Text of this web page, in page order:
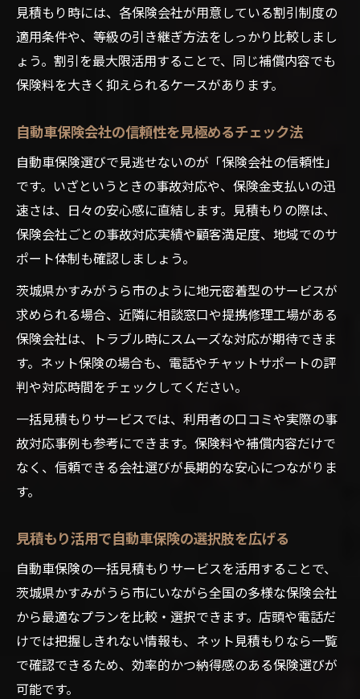
見積もり時には、各保険会社が用意している割引制度の
適用条件や、等級の引き継ぎ方法をしっかり比較しまし
ょう。割引を最大限活用することで、同じ補償内容でも
保険料を大きく抑えられるケースがあります。
自動車保険会社の信頼性を見極めるチェック法
自動車保険選びで見逃せないのが「保険会社の信頼性」
です。いざというときの事故対応や、保険金支払いの迅
速さは、日々の安心感に直結します。見積もりの際は、
保険会社ごとの事故対応実績や顧客満足度、地域でのサ
ポート体制も確認しましょう。
茨城県かすみがうら市のように地元密着型のサービスが
求められる場合、近隣に相談窓口や提携修理工場がある
保険会社は、トラブル時にスムーズな対応が期待できま
す。ネット保険の場合も、電話やチャットサポートの評
判や対応時間をチェックしてください。
一括見積もりサービスでは、利用者の口コミや実際の事
故対応事例も参考にできます。保険料や補償内容だけで
なく、信頼できる会社選びが長期的な安心につながりま
す。
見積もり活用で自動車保険の選択肢を広げる
自動車保険の一括見積もりサービスを活用することで、
茨城県かすみがうら市にいながら全国の多様な保険会社
から最適なプランを比較・選択できます。店頭や電話だ
けでは把握しきれない情報も、ネット見積もりなら一覧
で確認できるため、効率的かつ納得感のある保険選びが
可能です。